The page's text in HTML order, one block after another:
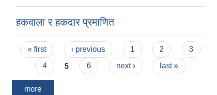
हकवाला र हकदार प्रमाणित
Pages
« first ‹ previous 1 2
3
4
5 6 next › last »
more